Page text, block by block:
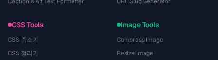
CSS Tools
CSS 축소기
CSS 정리기
Image Tools
Compress Image
Resize Image